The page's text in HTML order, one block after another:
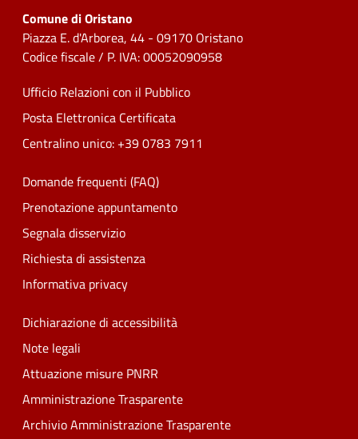
Comune di Oristano
Piazza E. d'Arborea, 44 - 09170 Oristano
Codice fiscale / P. IVA: 00052090958
Ufficio Relazioni con il Pubblico
Posta Elettronica Certificata
Centralino unico: +39 0783 7911
Domande frequenti (FAQ)
Prenotazione appuntamento
Segnala disservizio
Richiesta di assistenza
Informativa privacy
Dichiarazione di accessibilità
Note legali
Attuazione misure PNRR
Amministrazione Trasparente
Archivio Amministrazione Trasparente